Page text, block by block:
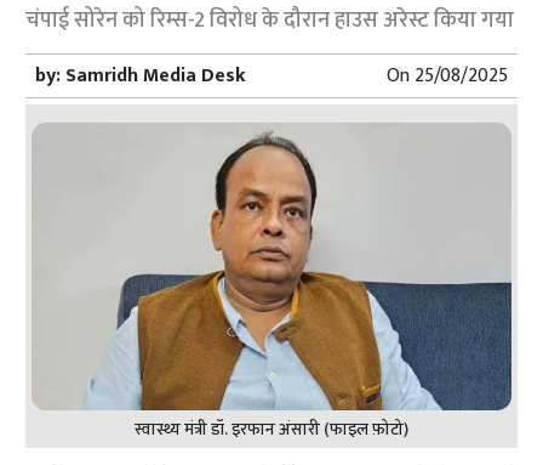
चंपाई सोरेन को रिम्स-2 विरोध के दौरान हाउस अरेस्ट किया गया
by:Samridh Media Desk On25/08/2025
स्वास्थ्य मंत्री डॉ. इरफान अंसारी (फाइल फ़ोटो)